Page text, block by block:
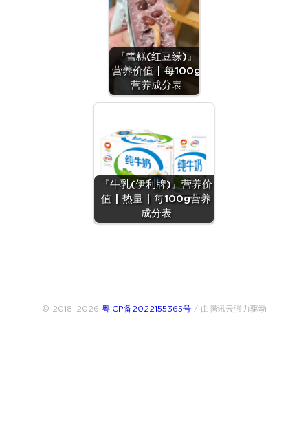
『雪糕(红豆缘)』
营养价值 | 每100g
营养成分表
『牛乳(伊利牌)』营养价
值 | 热量 | 每100g营养
成分表
© 2018~2026 粤ICP备2022155365号/ 由腾讯云强力驱动